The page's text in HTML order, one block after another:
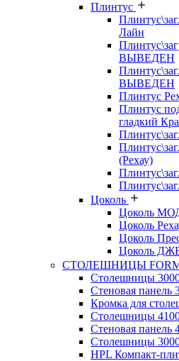
Плинтус
Лайн
ВЫВЕДЕН
ВЫВЕДЕН
Плинтус
Плинтус
гладкий
(Рехау)
Цоколь
Цоколь
Цоколь
Цоколь
Цоколь
СТОЛЕШНИЦЫ
Столешницы
Стеновая панель
Кромка для
Столешницы
Стеновая панель
Столешницы
HPL Компакт-